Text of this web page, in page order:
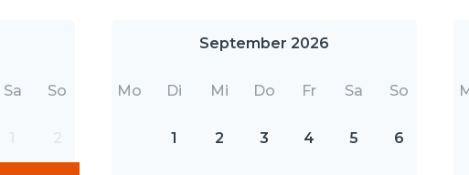
Sa So
September 2026
Mo Di Mi Do Fr Sa So
1 2 3 4 5 6